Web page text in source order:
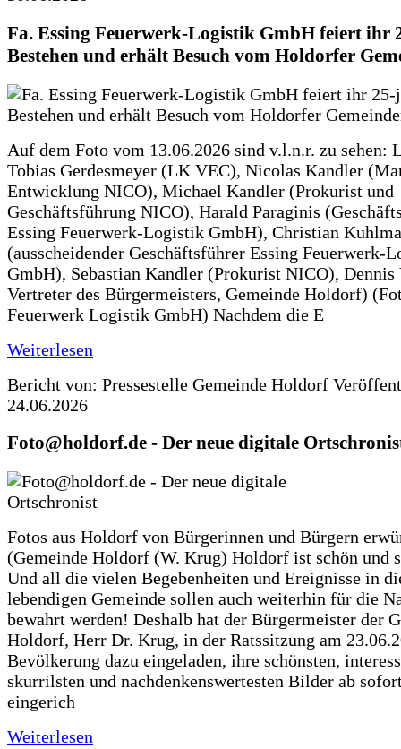
Fa. Essing Feuerwerk-Logistik GmbH feiert ihr
Bestehen und erhält Besuch vom Holdorfer
Auf dem Foto vom 13.06.2026 sind v.l.n.r. zu sehen:
Tobias Gerdesmeyer (LK VEC), Nicolas Kandler
Entwicklung NICO), Michael Kandler (Prokurist und
Geschäftsführung NICO), Harald Paraginis
Essing Feuerwerk-Logistik GmbH), Christian
(ausscheidender Geschäftsführer Essing Feuerwerk-
GmbH), Sebastian Kandler (Prokurist NICO),
Vertreter des Bürgermeisters, Gemeinde Holdorf)
Feuerwerk Logistik GmbH) Nachdem die E
Weiterlesen
Bericht von: Pressestelle Gemeinde Holdorf
24.06.2026
Foto@holdorf.de - Der neue digitale
Fotos aus Holdorf von Bürgerinnen und Bürgern
(Gemeinde Holdorf (W. Krug) Holdorf ist schön und
Und all die vielen Begebenheiten und Ereignisse in
lebendigen Gemeinde sollen auch weiterhin für die
bewahrt werden! Deshalb hat der Bürgermeister der
Holdorf, Herr Dr. Krug, in der Ratssitzung am
Bevölkerung dazu eingeladen, ihre schönsten,
skurrilsten und nachdenkenswertesten Bilder ab
eingerich
Weiterlesen